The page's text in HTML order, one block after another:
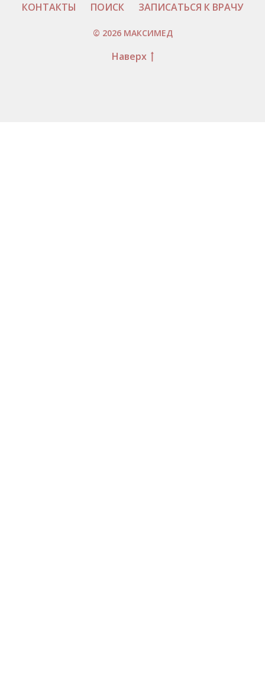
КОНТАКТЫ
ПОИСК ЗАПИСАТЬСЯ К ВРАЧУ
© 2026 МАКСИМЕД
Наверх